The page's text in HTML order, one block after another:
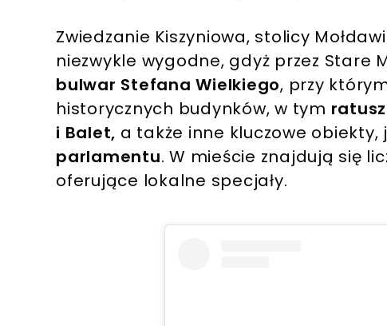
Zwiedzanie Kiszyniowa, stolicy
niezwykle wygodne, gdyż przez Stare
bulwar Stefana Wielkiego, przy
historycznych budynków, w tym
i Balet, a także inne kluczowe obiekty,
parlamentu. W mieście znajdują się
oferujące lokalne specjały.